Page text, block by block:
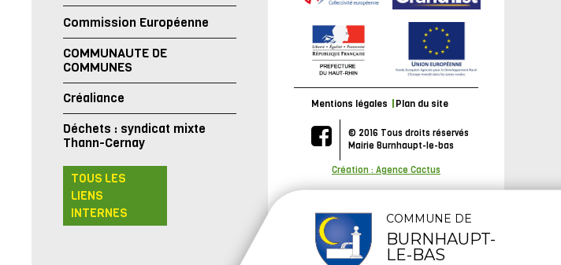
Commission Européenne
COMMUNAUTE DE
COMMUNES
Créaliance
Déchets : syndicat mixte
Thann-Cernay
TOUS LES
LIENS
INTERNES
Mentions légales Plan du site
© 2016 Tous droits réservés
Mairie Burnhaupt-le-bas
Création : Agence Cactus
COMMUNE DE
BURNHAUPT-
LE-BAS